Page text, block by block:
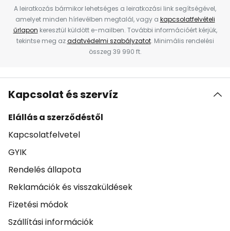
A leiratkozás bármikor lehetséges a leiratkozási link segítségével,
amelyet minden hírlevélben megtalál, vagy a kapcsolatfelvételi
űrlapon keresztül küldött e-mailben. További információért kérjük,
tekintse meg azadatvédelmi szabályzatot. Minimális rendelési
összeg 39 990 ft.
Kapcsolat és szervíz
Elállás a szerződéstől
Kapcsolatfelvetel
GYIK
Rendelés állapota
Reklamációk és visszaküldések
Fizetési módok
Szállítási információk